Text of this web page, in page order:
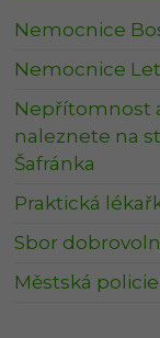
Nemocnice
Nemocnice
Nepřítomnost
naleznete na
Šafránka
Praktická
Sbor
Městská